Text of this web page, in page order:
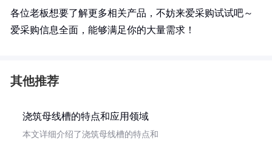
各位老板想要了解更多相关产品，不妨来爱采购试试吧～
爱采购信息全面，能够满足你的大量需求！
其他推荐
浇筑母线槽的特点和应用领域
本文详细介绍了浇筑母线槽的特点和